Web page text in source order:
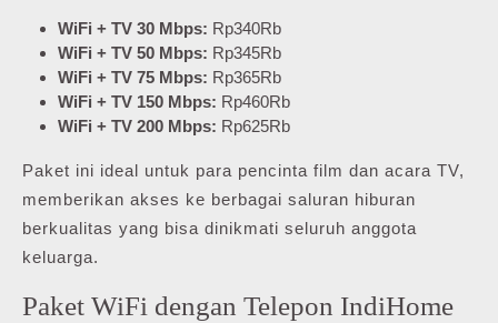
WiFi + TV 30 Mbps: Rp340Rb
WiFi + TV 50 Mbps: Rp345Rb
WiFi + TV 75 Mbps: Rp365Rb
WiFi + TV 150 Mbps: Rp460Rb
WiFi + TV 200 Mbps: Rp625Rb
Paket ini ideal untuk para pencinta film dan acara TV,
memberikan akses ke berbagai saluran hiburan
berkualitas yang bisa dinikmati seluruh anggota
keluarga.
Paket WiFi dengan Telepon IndiHome